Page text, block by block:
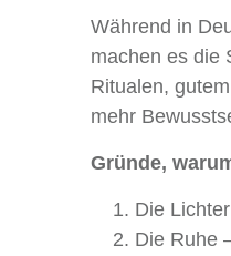
Während in
machen es die
Ritualen,
mehr
Gründe,
Die
Die Ruhe